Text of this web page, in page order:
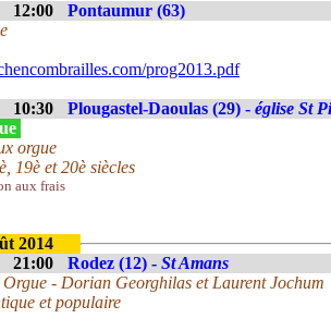
12:00
Pontaumur (63)
prog2013.pdf
10:30 Plougastel-Daoulas (29) - église St
orgue
19è et 20è siècles
aux frais
2014
21:00
Rodez (12) - St Amans
- Dorian Georghilas et Laurent Jochum
et populaire